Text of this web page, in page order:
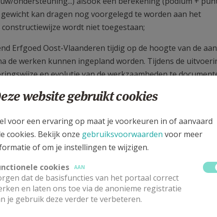
kan dragen nog voorgelegd te worden aan het
wordt niet toegestaan;
Erfgoed Oost-Vlaanderen tijdig op de hoogte van de
de werken kunnen ingepland worden. Tijdens de
en evolutie van de werkzaamheden te
deze openbaar te maken gedurende vier
liggen trouwens nog altijd ter inzage achteraan in
worden voldaan.
van de firma Arte/Grossé ook nog een
onderneemt hiervoor de nodige stappen. We
aankunnen.
website gebruikt cookies
voor een ervaring op maat je voorkeuren in of aanvaard
cookies. Bekijk onze gebruiksvoorwaarden voor meer
of om je instellingen te wijzigen.
cookies
AAN
dat de basisfuncties van het portaal correct
en laten ons toe via de anonieme registratie
je gebruik deze verder te verbeteren.